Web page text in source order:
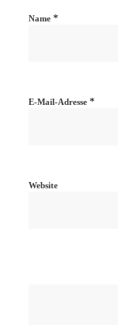
Name *
E-Mail-Adresse *
Website